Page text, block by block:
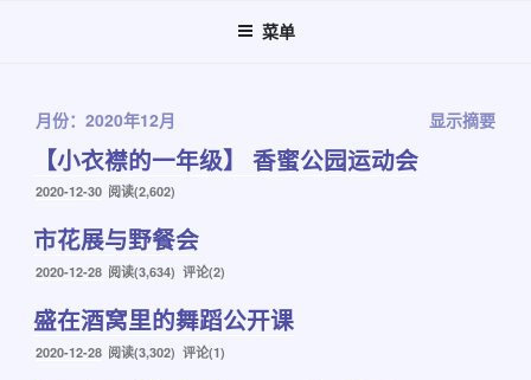
菜单
显示摘要
月份：2020年12月
【小衣襟的一年级】 香蜜公园运动会
发
于
2020-12-30 阅读(2,602)
市花展与野餐会
发
于
2020-12-28 阅读(3,634) 评论(2)
盛在酒窝里的舞蹈公开课
发
2020-12-28 阅读(3,302) 评论(1)